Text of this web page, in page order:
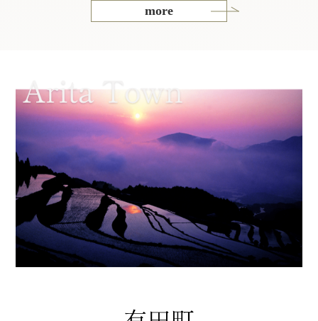
more